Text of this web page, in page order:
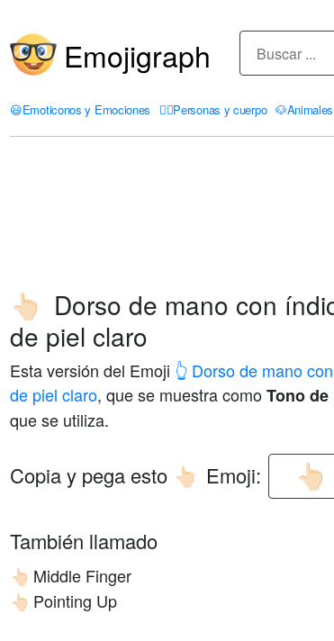
Emojigraph
😃Emoticonos y Emociones 🤦‍♀️Personas y cuerpo 🐶
👆🏻
Dorso de mano con
de piel claro
Esta versión del Emoji 👆 Dorso de mano
de piel claro, que se muestra comoTono
que se utiliza.
Copia y pega esto 👆🏻 Emoji:
También llamado
👆🏻 Middle Finger
👆🏻 Pointing Up